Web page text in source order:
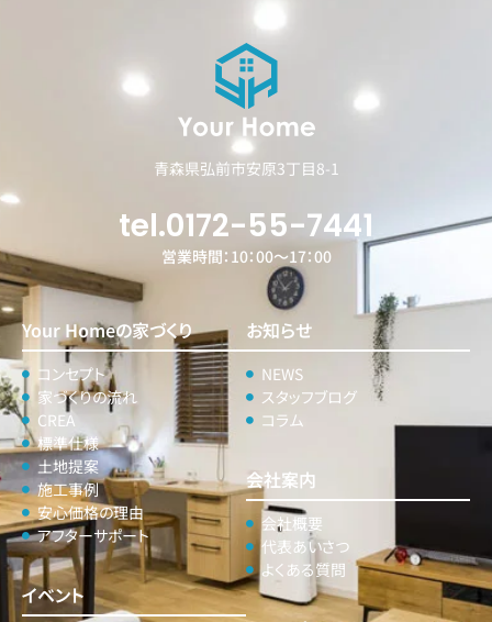
青森県弘前市安原3丁目8-1
tel.0172-55-7441
営業時間：10：00～17：00
Your Homeの家づくり
コンセプト
家づくりの流れ
CREA
標準仕様
土地提案
施工事例
安心価格の理由
アフターサポート
イベント
お知らせ
NEWS
スタッフブログ
コラム
会社案内
会社概要
代表あいさつ
よくある質問